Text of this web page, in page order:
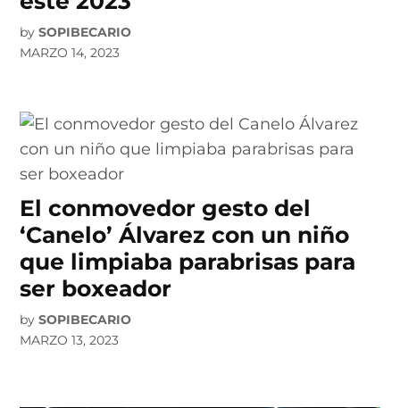
by SOPIBECARIO
MARZO 14, 2023
El conmovedor gesto del
‘Canelo’ Álvarez con un niño
que limpiaba parabrisas para
ser boxeador
by SOPIBECARIO
MARZO 13, 2023